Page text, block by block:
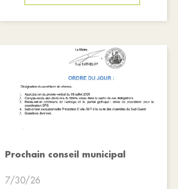
Prochain conseil municipal
7/30/26